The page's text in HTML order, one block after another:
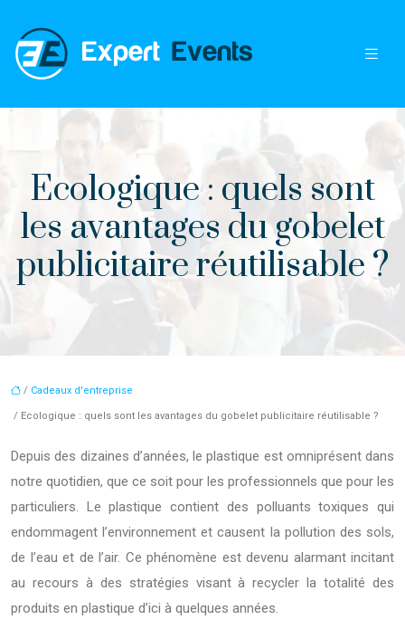
Ecologique : quels sont
les avantages du gobelet
publicitaire réutilisable ?
/ Cadeaux d'entreprise
/ Ecologique : quels sont les avantages du gobelet publicitaire réutilisable ?
Depuis des dizaines d’années, le plastique est omniprésent dans
notre quotidien, que ce soit pour les professionnels que pour les
particuliers. Le plastique contient des polluants toxiques qui
endommagent l’environnement et causent la pollution des sols,
de l’eau et de l’air. Ce phénomène est devenu alarmant incitant
au recours à des stratégies visant à recycler la totalité des
produits en plastique d’ici à quelques années.